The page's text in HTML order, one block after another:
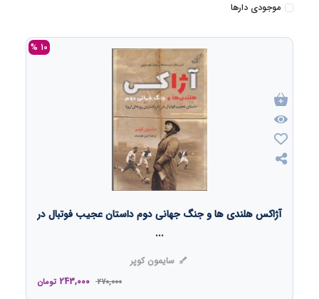
موجودی دارها
10 %
آژاکس هلندی ها و جنگ جهانی دوم داستان عجیب فوتبال در
...
سایمون کوپر
270,000
243,000 تومان